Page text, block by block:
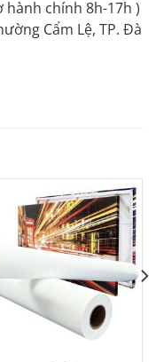
hành chính 8h-17h )
Cẩm Lệ, TP. Đà